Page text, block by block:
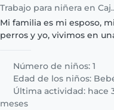
Trabajo
Mi familia es mi esposo,
perros y yo, vivimos en
por trabajo voy a necesitar
cuando retomo mis
luego del postparto
Número de niños: 1
Edad de los niños:
Última actividad: hace
meses